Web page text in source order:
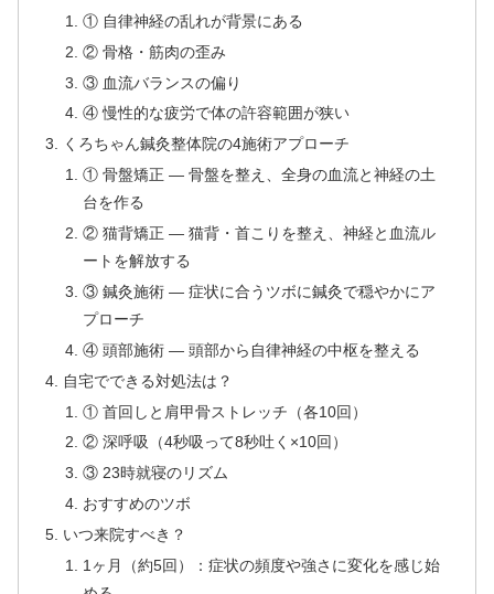
① 自律神経の乱れが背景にある
② 骨格・筋肉の歪み
③ 血流バランスの偏り
④ 慢性的な疲労で体の許容範囲が狭い
くろちゃん鍼灸整体院の4施術アプローチ
① 骨盤矯正 — 骨盤を整え、全身の血流と神経の土
台を作る
② 猫背矯正 — 猫背・首こりを整え、神経と血流ル
ートを解放する
③ 鍼灸施術 — 症状に合うツボに鍼灸で穏やかにア
プローチ
④ 頭部施術 — 頭部から自律神経の中枢を整える
自宅でできる対処法は？
① 首回しと肩甲骨ストレッチ（各10回）
② 深呼吸（4秒吸って8秒吐く×10回）
③ 23時就寝のリズム
おすすめのツボ
いつ来院すべき？
1ヶ月（約5回）：症状の頻度や強さに変化を感じ始